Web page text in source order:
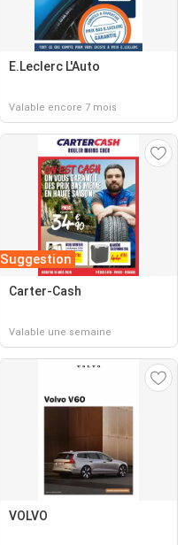
E.Leclerc L'Auto
Valable encore 7 mois
Suggestion
Carter-Cash
Valable une semaine
VOLVO